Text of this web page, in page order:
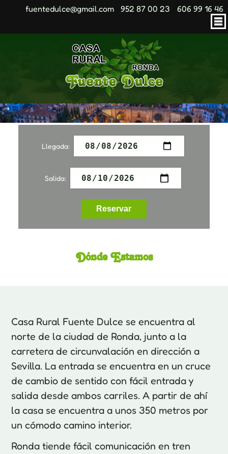
fuentedulce@gmail.com 952 87 00 23 606 99 16 46
Llegada:
Salida:
Dónde Estamos
Casa Rural Fuente Dulce se encuentra al
norte de la ciudad de Ronda, junto a la
carretera de circunvalación en dirección a
Sevilla. La entrada se encuentra en un cruce
de cambio de sentido con fácil entrada y
salida desde ambos carriles. A partir de ahí
la casa se encuentra a unos 350 metros por
un cómodo camino interior.
Ronda tiende fácil comunicación en tren